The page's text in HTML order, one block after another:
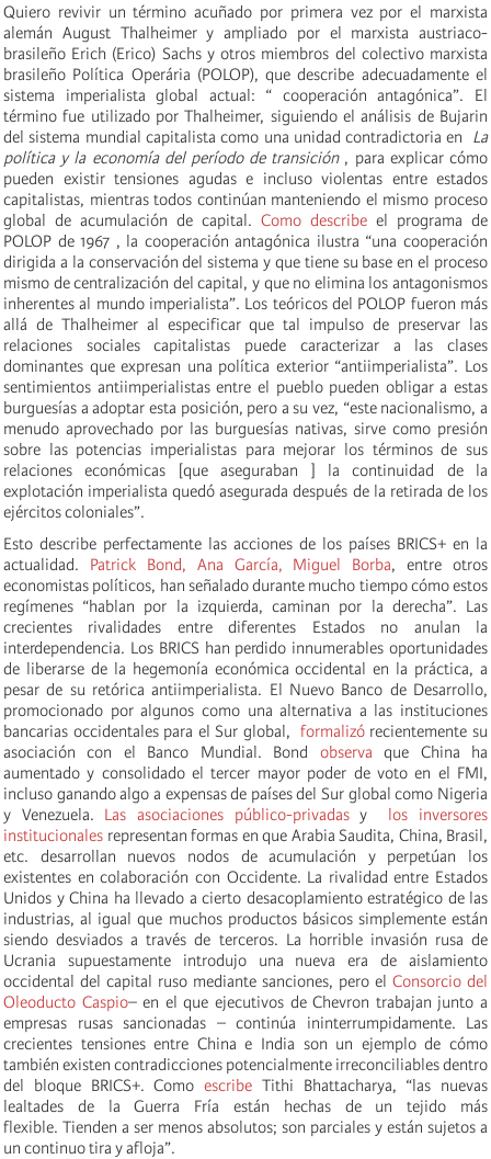
Quiero revivir un término acuñado por primera vez por el marxista
alemán August Thalheimer y ampliado por el marxista austriaco-
brasileño Erich (Erico) Sachs y otros miembros del colectivo marxista
brasileño Política Operária (POLOP), que describe adecuadamente el
sistema imperialista global actual: “ cooperación antagónica”. El
término fue utilizado por Thalheimer, siguiendo el análisis de Bujarin
del sistema mundial capitalista como una unidad contradictoria en La
política y la economía del período de transición, para explicar cómo
pueden existir tensiones agudas e incluso violentas entre estados
capitalistas, mientras todos continúan manteniendo el mismo proceso
global de acumulación de capital. Como describe el programa de
POLOP de 1967 , la cooperación antagónica ilustra “una cooperación
dirigida a la conservación del sistema y que tiene su base en el proceso
mismo de centralización del capital, y que no elimina los antagonismos
inherentes al mundo imperialista”. Los teóricos del POLOP fueron más
allá de Thalheimer al especificar que tal impulso de preservar las
relaciones sociales capitalistas puede caracterizar a las clases
dominantes que expresan una política exterior “antiimperialista”. Los
sentimientos antiimperialistas entre el pueblo pueden obligar a estas
burguesías a adoptar esta posición, pero a su vez, “este nacionalismo, a
menudo aprovechado por las burguesías nativas, sirve como presión
sobre las potencias imperialistas para mejorar los términos de sus
relaciones económicas [que aseguraban ] la continuidad de la
explotación imperialista quedó asegurada después de la retirada de los
ejércitos coloniales”.
Esto describe perfectamente las acciones de los países BRICS+ en la
actualidad. Patrick Bond, Ana García, Miguel Borba, entre otros
economistas políticos, han señalado durante mucho tiempo cómo estos
regímenes “hablan por la izquierda, caminan por la derecha”. Las
crecientes rivalidades entre diferentes Estados no anulan la
interdependencia. Los BRICS han perdido innumerables oportunidades
de liberarse de la hegemonía económica occidental en la práctica, a
pesar de su retórica antiimperialista. El Nuevo Banco de Desarrollo,
promocionado por algunos como una alternativa a las instituciones
bancarias occidentales para el Sur global, formalizórecientemente su
asociación con el Banco Mundial. Bond observaque China ha
aumentado y consolidado el tercer mayor poder de voto en el FMI,
incluso ganando algo a expensas de países del Sur global como Nigeria
y Venezuela. Las asociaciones público-privadasy los inversores
institucionales representan formas en que Arabia Saudita, China, Brasil,
etc. desarrollan nuevos nodos de acumulación y perpetúan los
existentes en colaboración con Occidente. La rivalidad entre Estados
Unidos y China ha llevado a cierto desacoplamiento estratégico de las
industrias, al igual que muchos productos básicos simplemente están
siendo desviados a través de terceros. La horrible invasión rusa de
Ucrania supuestamente introdujo una nueva era de aislamiento
occidental del capital ruso mediante sanciones, pero el Consorcio del
Oleoducto Caspio– en el que ejecutivos de Chevron trabajan junto a
empresas rusas sancionadas – continúa ininterrumpidamente. Las
crecientes tensiones entre China e India son un ejemplo de cómo
también existen contradicciones potencialmente irreconciliables dentro
del bloque BRICS+. Como escribe Tithi Bhattacharya, “las nuevas
lealtades de la Guerra Fría están hechas de un tejido más
flexible. Tienden a ser menos absolutos; son parciales y están sujetos a
un continuo tira y afloja”.